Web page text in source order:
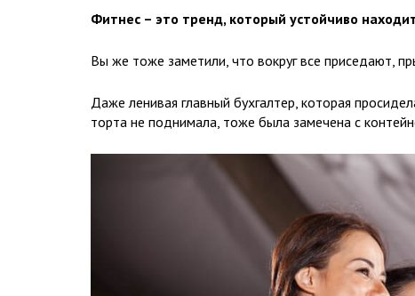
Фитнес – это тренд, который устойчиво
Вы же тоже заметили, что вокруг все приседают,
Даже ленивая главный бухгалтер, которая
торта не поднимала, тоже была замечена с